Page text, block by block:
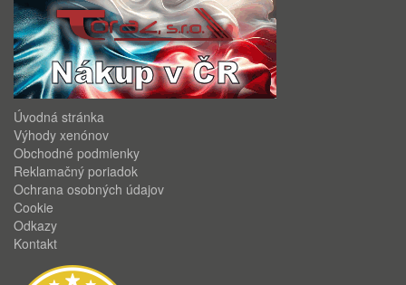
Úvodná stránka
Výhody xenónov
Obchodné podmienky
Reklamačný poriadok
Ochrana osobných údajov
Cookie
Odkazy
Kontakt